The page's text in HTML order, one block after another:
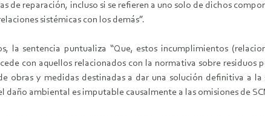
reparación, incluso si se refieren a uno solo de dichos
sistémicas con los demás”.
la sentencia puntualiza “Que, estos incumplimientos
con aquellos relacionados con la normativa sobre residuos
y medidas destinadas a dar una solución definitiva a
ambiental es imputable causalmente a las omisiones de